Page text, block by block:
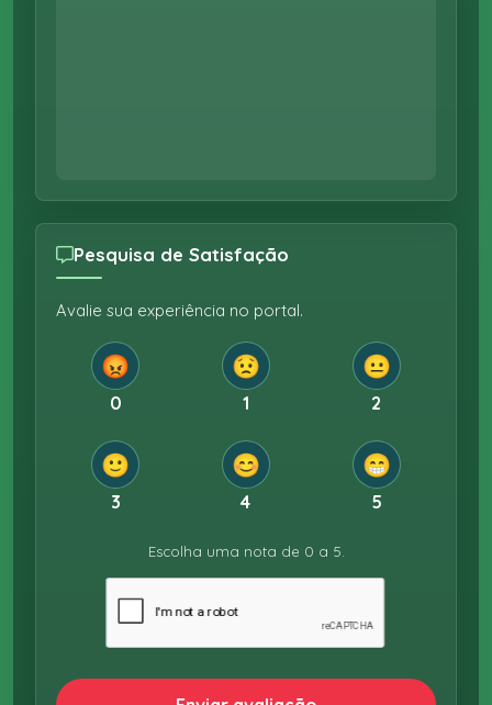
Pesquisa de Satisfação
Avalie sua experiência no portal.
😡
0
😟
1
😐
2
🙂
3
😊
4
😁
5
Escolha uma nota de 0 a 5.